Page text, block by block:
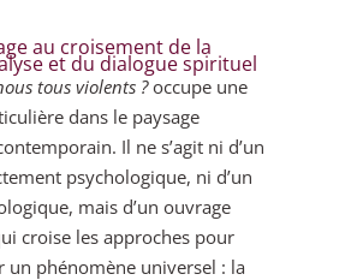
au croisement de la
et du dialogue spirituel
tous violents ?occupe une
dans le paysage
Il ne s’agit ni d’un
psychologique, ni d’un
mais d’un ouvrage
croise les approches pour
un phénomène universel : la